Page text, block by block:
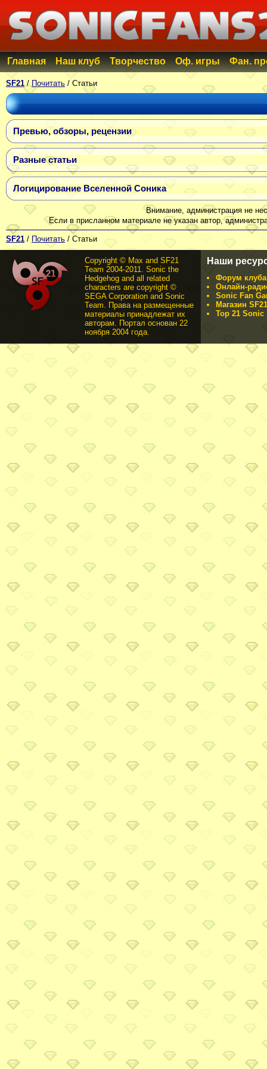
Главная Наш клуб Творчество Оф. игры Фан.
SF21 /Почитать / Статьи
Превью, обзоры, рецензии
Разные статьи
Логицирование Вселенной Соника
Внимание, администрация не
Если в присланном материале не указан автор,
SF21 / Почитать / Статьи
Copyright © Max and SF21
Team 2004-2011. Sonic the
Hedgehog and all related
characters are copyright ©
SEGA Corporation and Sonic
Team. Права на размещенные
материалы принадлежат их
авторам. Портал основан 22
ноября 2004 года.
Наши
Форум
Онлайн-
Sonic Fan
Магазин
Top 21 Sonic